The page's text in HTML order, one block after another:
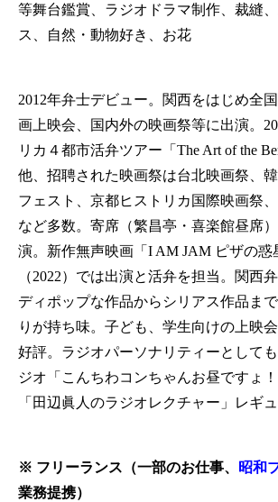
等舞台鑑賞、ラジオドラマ制作、裁縫
ス、自然・動物好き、お花
2012年弁士デビュー。関西をはじめ全
画上映会、国内外の映画祭等に出演。
リカ４都市活弁ツアー「The Art of the
他、招聘された映画祭は台北映画祭、
フェスト、京都ヒストリカ国際映画祭
など多数。寄席（繁昌亭・喜楽館昼席
演。新作無声映画「I AM JAM ピザの惑
（2022）では出演と活弁を担当。関西
ディポップな作品からシリアス作品ま
りが持ち味。子ども、学生向けの上映
好評。ラジオパーソナリティーとして
ジオ「こんちわコンちゃんお昼ですょ
「田辺眞人のラジオレクチャー」レギ
※ フリーランス（一部のお仕事、 昭和
業務提携）